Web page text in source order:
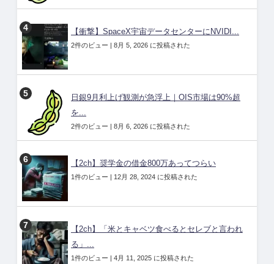
【衝撃】SpaceX宇宙データセンターにNVIDI...
2件のビュー | 8月 5, 2026 に投稿された
日銀9月利上げ観測が急浮上｜OIS市場は90%超
を...
2件のビュー | 8月 6, 2026 に投稿された
【2ch】奨学金の借金800万あってつらい
1件のビュー | 12月 28, 2024 に投稿された
【2ch】「米とキャベツ食べるとセレブと言われ
る」...
1件のビュー | 4月 11, 2025 に投稿された